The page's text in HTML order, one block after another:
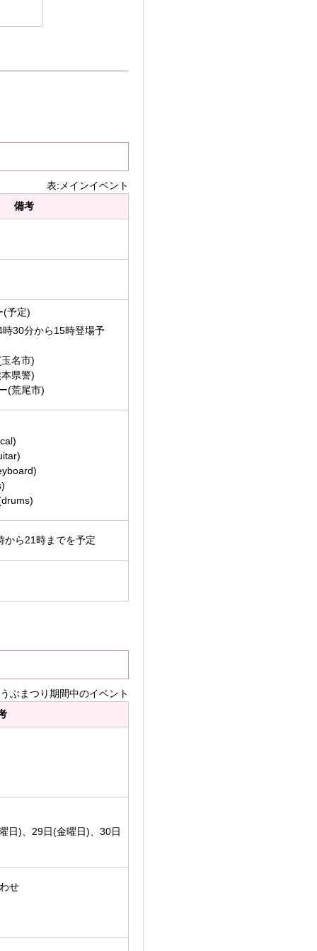
表:メインイベント
備考
(予定)
30分から15時登場予
名市)
県警)
(荒尾市)
から21時までを予定
ぶまつり期間中のイベント
日)、29日(金曜日)、30日
せ